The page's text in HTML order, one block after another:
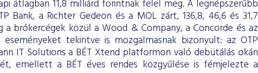
átlagban 11,8 milliárd forintnak felel meg. A legnépszerűbb
Bank, a Richter Gedeon és a MOL zárt, 136,8, 46,6 és 31,7
brókercégek közül a Wood & Company, a Concorde és az
eseményeket tekintve is mozgalmasnak bizonyult: az OTP
IT Solutions a BÉT Xtend platformon való debütálás okán
emellett a BÉT éves rendes közgyűlése is fémjelezte a